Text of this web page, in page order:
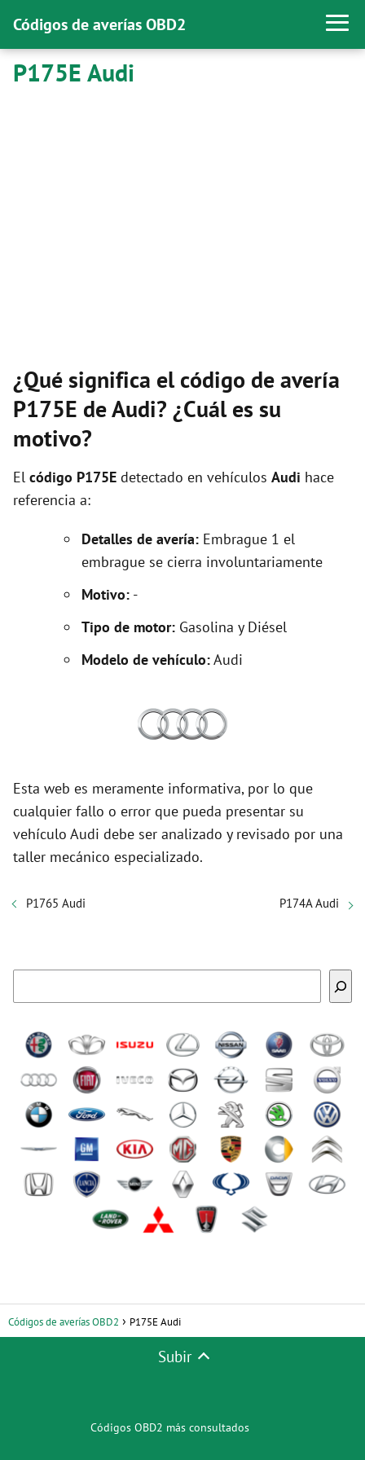
Códigos de averías OBD2
P175E Audi
¿Qué significa el código de avería
P175E de Audi? ¿Cuál es su
motivo?
El código P175E detectado en vehículos Audi hace
referencia a:
Detalles de avería: Embrague 1 el
embrague se cierra involuntariamente
Motivo: -
Tipo de motor: Gasolina y Diésel
Modelo de vehículo:Audi
Esta web es meramente informativa, por lo que
cualquier fallo o error que pueda presentar su
vehículo Audi debe ser analizado y revisado por una
taller mecánico especializado.
P1765 Audi P174A Audi
Códigos de averías OBD2 P175E Audi
Subir
Códigos OBD2 más consultados